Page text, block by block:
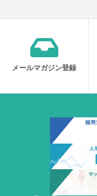
メールマガジン登録